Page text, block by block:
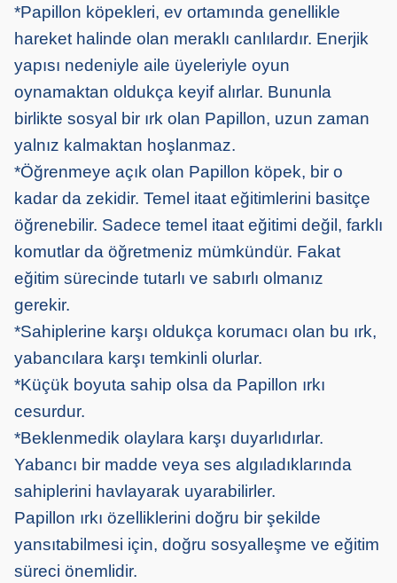
*Papillon köpekleri, ev ortamında genellikle
hareket halinde olan meraklı canlılardır. Enerjik
yapısı nedeniyle aile üyeleriyle oyun
oynamaktan oldukça keyif alırlar. Bununla
birlikte sosyal bir ırk olan Papillon, uzun zaman
yalnız kalmaktan hoşlanmaz.
*Öğrenmeye açık olan Papillon köpek, bir o
kadar da zekidir. Temel itaat eğitimlerini basitçe
öğrenebilir. Sadece temel itaat eğitimi değil, farklı
komutlar da öğretmeniz mümkündür. Fakat
eğitim sürecinde tutarlı ve sabırlı olmanız
gerekir.
*Sahiplerine karşı oldukça korumacı olan bu ırk,
yabancılara karşı temkinli olurlar.
*Küçük boyuta sahip olsa da Papillon ırkı
cesurdur.
*Beklenmedik olaylara karşı duyarlıdırlar.
Yabancı bir madde veya ses algıladıklarında
sahiplerini havlayarak uyarabilirler.
Papillon ırkı özelliklerini doğru bir şekilde
yansıtabilmesi için, doğru sosyalleşme ve eğitim
süreci önemlidir.